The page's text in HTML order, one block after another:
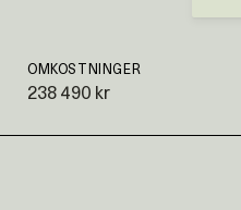
OMKOSTNINGER
238 490 kr